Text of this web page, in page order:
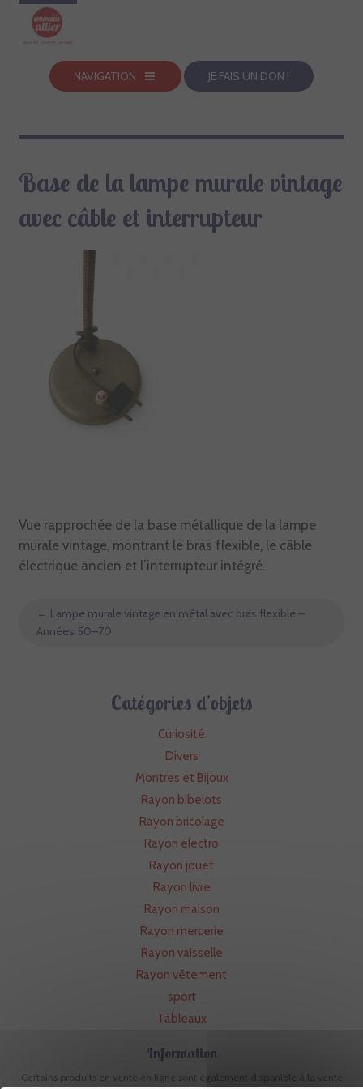
NAVIGATION JE FAIS UN DON !
Base de la lampe murale vintage
avec câble et interrupteur
Vue rapprochée de la base métallique de la lampe
murale vintage, montrant le bras flexible, le câble
électrique ancien et l’interrupteur intégré.
← Lampe murale vintage en métal avec bras flexible –
Années 50–70
Catégories d’objets
Curiosité
Divers
Montres et Bijoux
Rayon bibelots
Rayon bricolage
Rayon électro
Rayon jouet
Rayon livre
Rayon maison
Rayon mercerie
Rayon vaisselle
Rayon vêtement
sport
Tableaux
Information
Certains produits en vente en ligne sont également disponible à la vente